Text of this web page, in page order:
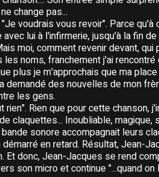
change pas...
voudrais vous revoir". Parce
lui à l'infirmerie, jusqu'à la fin
moi, comment revenir devant,
noms, franchement j'ai
plus je m'approchais que ma
demandé des nouvelles de mon
les gens.
rien". Rien que pour cette chanson,
claquettes... Inoubliable, magique,
sonore accompagnait leurs
en retard. Résultat, Jean-
Et donc, Jean-Jacques se rend
son micro et continue "...quand